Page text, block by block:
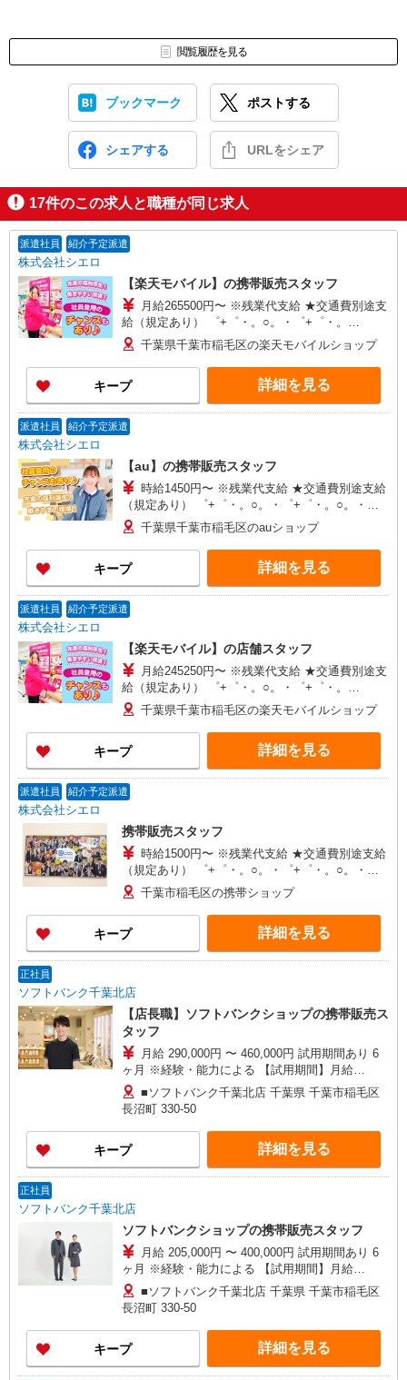
閲覧履歴を見る
ブックマーク ポストする
シェアする URLをシェア
17件のこの求人と職種が同じ求人
派遣社員 紹介予定派遣
株式会社シエロ
【楽天モバイル】の携帯販売スタッフ
月給265500円〜 ※残業代支給 ★交通費別途支
給（規定あり） ゜+゜・。○。・゜+゜・。
○。・゜+゜ 入社祝い金10万円支給(規定有) お友達
を紹介頂くと, インセンティブ支給(規定有) ゜・。
○。・゜+゜・。○。・゜+゜
千葉県千葉市稲毛区の楽天モバイルショップ
キープ 詳細を見る
派遣社員 紹介予定派遣
株式会社シエロ
【au】の携帯販売スタッフ
時給1450円〜 ※残業代支給 ★交通費別途支給
（規定あり） ゜+゜・。○。・゜+゜・。○。・゜
+゜ 入社祝い金10万円支給(規定有) お友達を紹介
頂くと, インセンティブ支給(規定有) ★月2回払
い・週払い可能（規程有）★ ゜・。○。・゜
+゜・。○。・゜+゜
千葉県千葉市稲毛区のauショップ
キープ 詳細を見る
派遣社員 紹介予定派遣
株式会社シエロ
【楽天モバイル】の店舗スタッフ
月給245250円〜 ※残業代支給 ★交通費別途支
給（規定あり） ゜+゜・。○。・゜+゜・。
○。・゜+゜ 入社祝い金10万円支給(規定有) お友達
を紹介頂くと, インセンティブ支給(規定有) ゜・。
○。・゜+゜・。○。・゜+゜
千葉県千葉市稲毛区の楽天モバイルショップ
キープ 詳細を見る
派遣社員 紹介予定派遣
株式会社シエロ
携帯販売スタッフ
時給1500円〜 ※残業代支給 ★交通費別途支給
（規定あり） ゜+゜・。○。・゜+゜・。○。・゜
+゜ 入社祝い金10万円支給(規定有) お友達を紹介
頂くと, インセンティブ支給(規定有) ★月2回払
い・週払い可能（規程有）★ ゜・。○。・゜
+゜・。○。・゜+゜
千葉市稲毛区の携帯ショップ
キープ 詳細を見る
正社員
ソフトバンク千葉北店
【店長職】ソフトバンクショップの携帯販売ス
タッフ
月給 290,000円 〜 460,000円 試用期間あり 6
ヶ月 ※経験・能力による 【試用期間】月給
290000 円 〜 340000 円
■ソフトバンク千葉北店 千葉県 千葉市稲毛区
長沼町 330‐50
キープ 詳細を見る
正社員
ソフトバンク千葉北店
ソフトバンクショップの携帯販売スタッフ
月給 205,000円 〜 400,000円 試用期間あり 6
ヶ月 ※経験・能力による 【試用期間】月給
200000 円 〜 286000 円
■ソフトバンク千葉北店 千葉県 千葉市稲毛区
長沼町 330‐50
キープ 詳細を見る